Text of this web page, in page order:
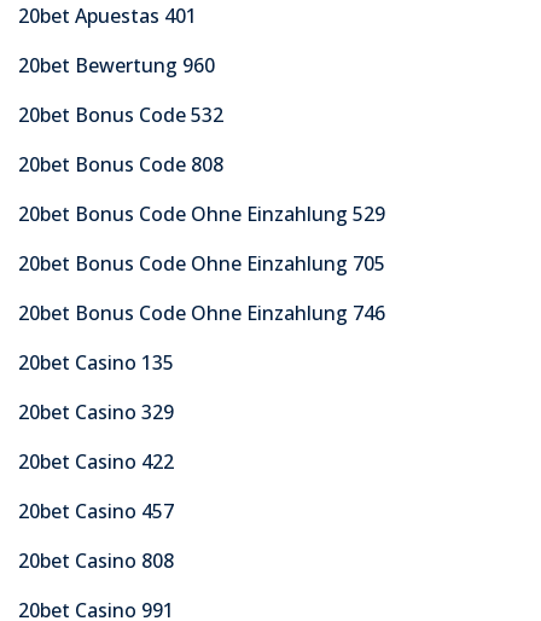
20bet Apuestas 401
20bet Bewertung 960
20bet Bonus Code 532
20bet Bonus Code 808
20bet Bonus Code Ohne Einzahlung 529
20bet Bonus Code Ohne Einzahlung 705
20bet Bonus Code Ohne Einzahlung 746
20bet Casino 135
20bet Casino 329
20bet Casino 422
20bet Casino 457
20bet Casino 808
20bet Casino 991